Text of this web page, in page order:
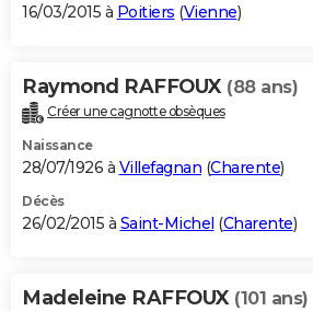
16/03/2015 à Poitiers (Vienne)
Raymond RAFFOUX (88 ans)
Créer une cagnotte obsèques
Naissance
28/07/1926 à Villefagnan (Charente)
Décès
26/02/2015 à Saint-Michel (Charente)
Madeleine RAFFOUX (101 ans)